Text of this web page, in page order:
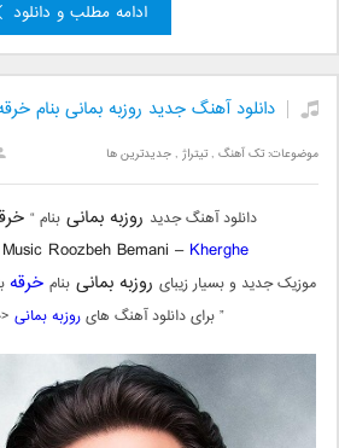
ادامه مطلب و دانلود
دانلود آهنگ جدید روزبه بمانی بنام
موضوعات:تک آهنگ ,تیتراژ ,جدیدترین ها
دانلود آهنگ جدید روزبه بمانی بنام “
Roozbeh Bemani – Kherghe
موزیک جدید و بسیار زیبای روزبه بمانیبنام خرقه
” برای دانلود آهنگ هایروزبه بمانی